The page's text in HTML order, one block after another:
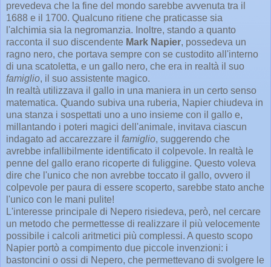
prevedeva che la fine del mondo sarebbe avvenuta tra il
1688 e il 1700. Qualcuno ritiene che praticasse sia
l'alchimia sia la negromanzia. Inoltre, stando a quanto
racconta il suo discendente Mark Napier, possedeva un
ragno nero, che portava sempre con se custodito all'interno
di una scatoletta, e un gallo nero, che era in realtà il suo
famiglio, il suo assistente magico.
In realtà utilizzava il gallo in una maniera in un certo senso
matematica. Quando subiva una ruberia, Napier chiudeva in
una stanza i sospettati uno a uno insieme con il gallo e,
millantando i poteri magici dell'animale, invitava ciascun
indagato ad accarezzare il famiglio, suggerendo che
avrebbe infallibilmente identificato il colpevole. In realtà le
penne del gallo erano ricoperte di fuliggine. Questo voleva
dire che l'unico che non avrebbe toccato il gallo, ovvero il
colpevole per paura di essere scoperto, sarebbe stato anche
l'unico con le mani pulite!
L'interesse principale di Nepero risiedeva, però, nel cercare
un metodo che permettesse di realizzare il più velocemente
possibile i calcoli aritmetici più complessi. A questo scopo
Napier portò a compimento due piccole invenzioni: i
bastoncini o ossi di Nepero, che permettevano di svolgere le